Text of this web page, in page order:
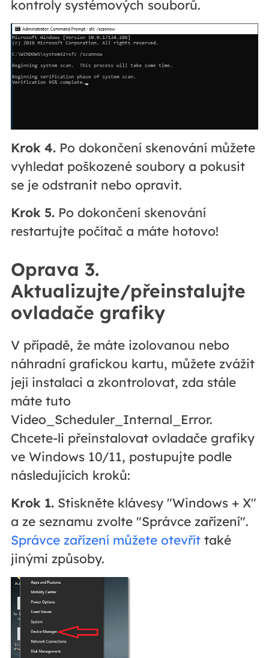
kontroly systémových souborů.
Krok 4.Po dokončení skenování můžete
vyhledat poškozené soubory a pokusit
se je odstranit nebo opravit.
Krok 5.Po dokončení skenování
restartujte počítač a máte hotovo!
Oprava 3.
Aktualizujte/přeinstalujte
ovladače grafiky
V případě, že máte izolovanou nebo
náhradní grafickou kartu, můžete zvážit
její instalaci a zkontrolovat, zda stále
máte tuto
Video_Scheduler_Internal_Error.
Chcete-li přeinstalovat ovladače grafiky
ve Windows 10/11, postupujte podle
následujících kroků:
Krok 1.Stiskněte klávesy "Windows + X"
a ze seznamu zvolte "Správce zařízení".
Správce zařízení můžete otevříttaké
jinými způsoby.